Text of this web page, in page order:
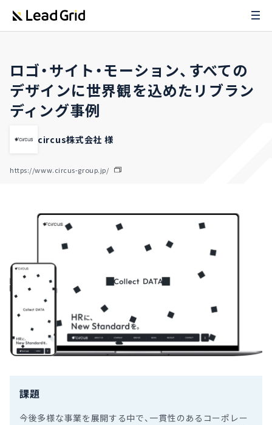
ロゴ・サイト・モーション、すべての
デザインに世界観を込めたリブラン
ディング事例
circus株式会社 様
https://www.circus-group.jp/
課題
今後多様な事業を展開する中で、一貫性のあるコーポレー